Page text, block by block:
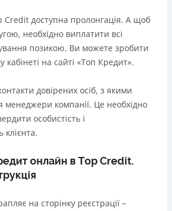
Сredit доступна пролонгація. А щоб
необхідно виплатити всі
позикою. Ви можете зробити
кабінеті на сайті «Топ Кредит».
довірених осіб, з якими
менеджери компанії. Це необхідно
особистість і
клієнта.
онлайн в Tор Credit.
на сторінку реєстрації –